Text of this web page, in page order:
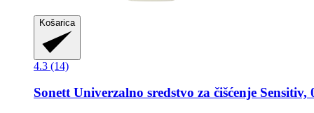
Košarica
4.3 (14)
SonettUniverzalno sredstvo za čišćenje Sensitiv,